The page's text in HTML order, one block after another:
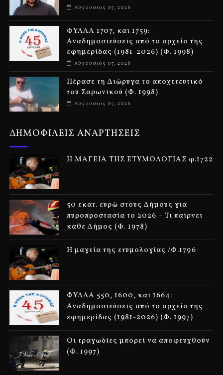
Αύγουστος 07, 2026
ΦΥΛΛΑ 1707, και 1759:
Αναδημοσιεύσεις από το αρχείο της
εφημερίδας (1981-2026) (Φ. 1998)
Αύγουστος 07, 2026
Πέρασε τη Διώρυγα το αποχετευτικό
του Σαρωνικού (Φ. 1998)
Αύγουστος 07, 2026
ΔΗΜΟΦΙΛΕΙΣ ΑΝΑΡΤΗΣΕΙΣ
Η ΜΑΓΕΙΑ ΤΗΣ ΕΤΥΜΟΛΟΓΙΑΣ φ.1722
50 εκατ. ευρώ στους Δήμους για
πυροπροστασία το 2026 – Τι παίρνει
κάθε Δήμος (Φ. 1978)
Η μαγεία της ετυμολογίας /Φ.1796
ΦΥΛΛΑ 550, 1600, και 1664:
Αναδημοσιεύσεις από το αρχείο της
εφημερίδας (1981-2026) (Φ. 1997)
Οι τραγωδίες μπορεί να αποφευχθούν
(Φ. 1997)